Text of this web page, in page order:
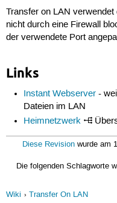
Transfer on LAN verwendet
nicht durch eine Firewall
der verwendete Port
Links
Instant Webserver -
Dateien im LAN
Heimnetzwerk
Diese Revision wurde am
Die folgenden Schlagworte
Wiki
Transfer On LAN